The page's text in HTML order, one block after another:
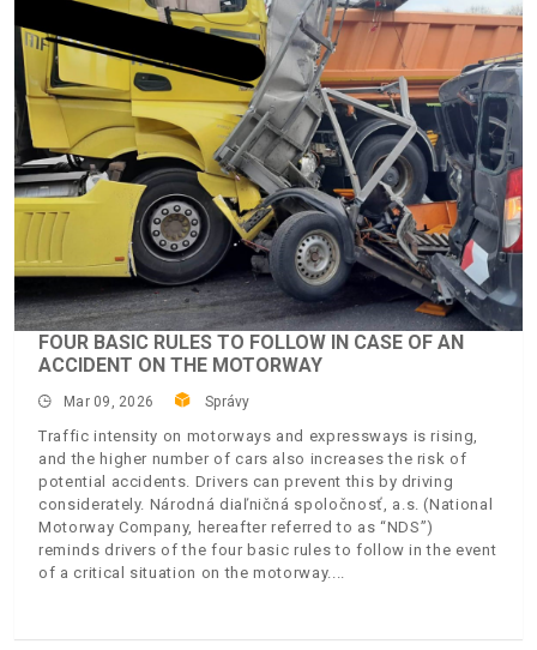
FOUR BASIC RULES TO FOLLOW IN CASE OF AN
ACCIDENT ON THE MOTORWAY
Mar 09, 2026 Správy
Traffic intensity on motorways and expressways is rising,
and the higher number of cars also increases the risk of
potential accidents. Drivers can prevent this by driving
considerately. Národná diaľničná spoločnosť, a.s. (National
Motorway Company, hereafter referred to as “NDS”)
reminds drivers of the four basic rules to follow in the event
of a critical situation on the motorway.